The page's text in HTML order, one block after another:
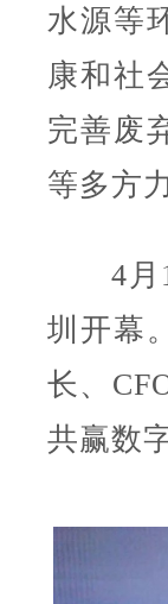
水源等
康和社
完善废
等多方
4月19
圳开幕
长、
共赢数